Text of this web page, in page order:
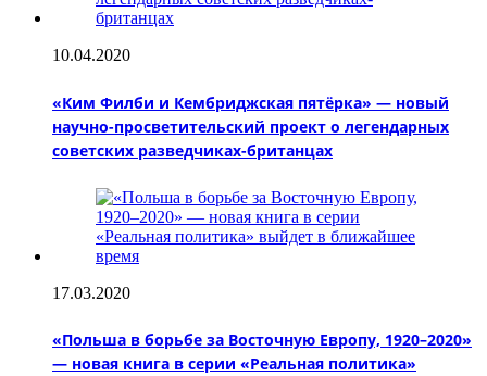
10.04.2020
«Ким Филби и Кембриджская пятёрка» — новый
научно-просветительский проект о легендарных
советских разведчиках-британцах
17.03.2020
«Польша в борьбе за Восточную Европу, 1920–2020»
— новая книга в серии «Реальная политика»